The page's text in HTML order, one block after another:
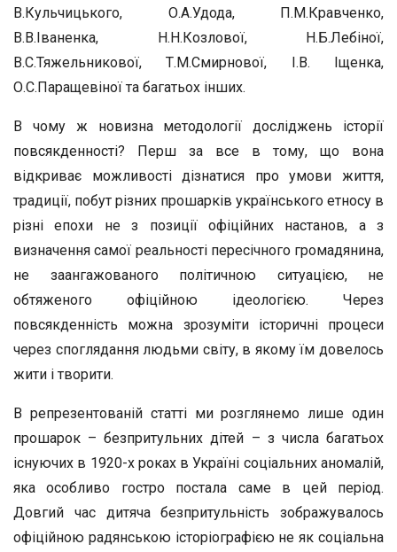
В.Кульчицького, О.А.Удода, П.М.Кравченко,
В.В.Іваненка, Н.Н.Козлової, Н.Б.Лебіної,
В.С.Тяжельникової, Т.М.Смирнової, І.В. Іщенка,
О.С.Паращевіної та багатьох інших.
В чому ж новизна методології досліджень історії
повсякденності? Перш за все в тому, що вона
відкриває можливості дізнатися про умови життя,
традиції, побут різних прошарків українського етносу в
різні епохи не з позиції офіційних настанов, а з
визначення самої реальності пересічного громадянина,
не заангажованого політичною ситуацією, не
обтяженого офіційною ідеологією. Через
повсякденність можна зрозуміти історичні процеси
через споглядання людьми світу, в якому їм довелось
жити і творити.
В репрезентованій статті ми розглянемо лише один
прошарок – безпритульних дітей – з числа багатьох
існуючих в 1920-х роках в Україні соціальних аномалій,
яка особливо гостро постала саме в цей період.
Довгий час дитяча безпритульність зображувалось
офіційною радянською історіографією не як соціальна